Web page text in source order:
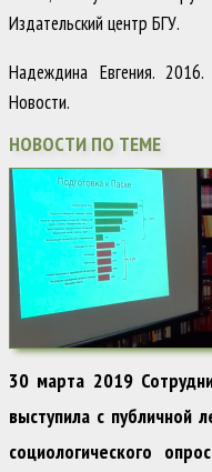
Издательский центр БГУ.
Надеждина Евгения.2016.
Новости.
НОВОСТИ ПО ТЕМЕ
30 марта 2019
выступила с публичной
социологического